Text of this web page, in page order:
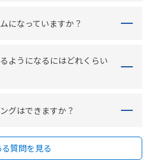
になっていますか？
ようになるにはどれくらい
グはできますか？
質問を見る